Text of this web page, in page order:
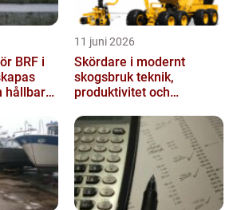
BRF i
hållbara
11 juni 2026
Skördare i modernt
skogsbruk teknik,
produktivitet och